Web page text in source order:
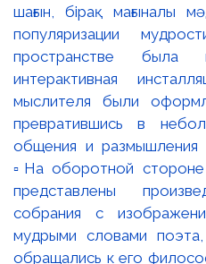
шағын, бірақ мағыналы
популяризации
пространстве была
интерактивная
мыслителя были
превратившись в
общения и размышления
▫️На оборотной
представлены
собрания с
мудрыми словами
обращались к его